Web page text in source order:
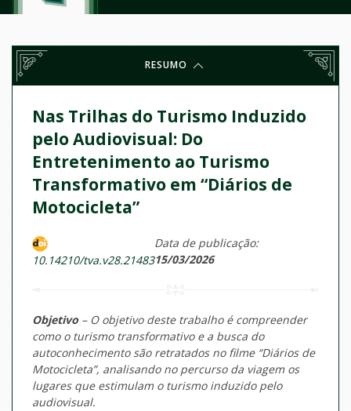
RESUMO
Nas Trilhas do Turismo Induzido
pelo Audiovisual: Do
Entretenimento ao Turismo
Transformativo em “Diários de
Motocicleta”
10.14210/tva.v28.21483
Data de publicação:
15/03/2026
Objetivo – O objetivo deste trabalho é compreender
como o turismo transformativo e a busca do
autoconhecimento são retratados no filme “Diários de
Motocicleta”, analisando no percurso da viagem os
lugares que estimulam o turismo induzido pelo
audiovisual.